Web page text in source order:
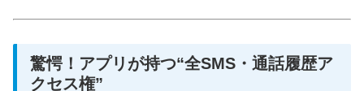
驚愕！アプリが持つ“全SMS・通話履歴ア
クセス権”